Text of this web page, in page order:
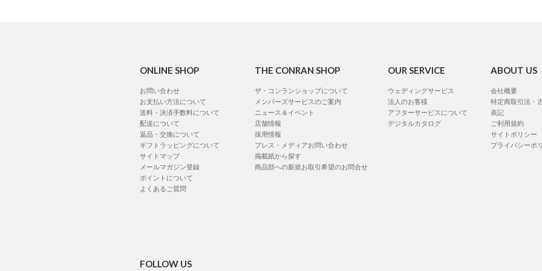
ONLINE SHOP
お問い合わせ
お支払い方法について
送料・決済手数料について
配送について
返品・交換について
ギフトラッピングについて
サイトマップ
メールマガジン登録
ポイントについて
よくあるご質問
THE CONRAN SHOP
ザ・コンランショップについて
メンバーズサービスのご案内
ニュース＆イベント
店舗情報
採用情報
プレス・メディアお問い合わせ
掲載紙から探す
商品部への新規お取引希望のお問合せ
OUR SERVICE
ウェディングサービス
法人のお客様
アフターサービスについて
デジタルカタログ
ABOUT US
会社概要
特定商取引法・
表記
ご利用規約
サイトポリシー
プライバシーポ
FOLLOW US